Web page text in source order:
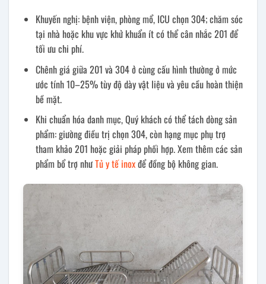
Khuyến nghị: bệnh viện, phòng mổ, ICU chọn 304; chăm sóc
tại nhà hoặc khu vực khử khuẩn ít có thể cân nhắc 201 để
tối ưu chi phí.
Chênh giá giữa 201 và 304 ở cùng cấu hình thường ở mức
ước tính 10–25% tùy độ dày vật liệu và yêu cầu hoàn thiện
bề mặt.
Khi chuẩn hóa danh mục, Quý khách có thể tách dòng sản
phẩm: giường điều trị chọn 304, còn hạng mục phụ trợ
tham khảo 201 hoặc giải pháp phối hợp. Xem thêm các sản
phẩm bổ trợ nhưTủ y tế inoxđể đồng bộ không gian.